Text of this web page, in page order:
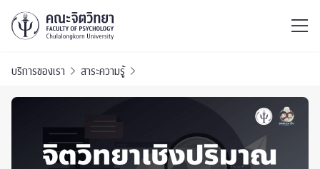
บริการของเรา สาระความรู้